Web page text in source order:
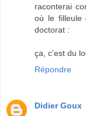
raconterai
où le filleule
doctorat :
ça, c'est du
Répondre
Didier Goux